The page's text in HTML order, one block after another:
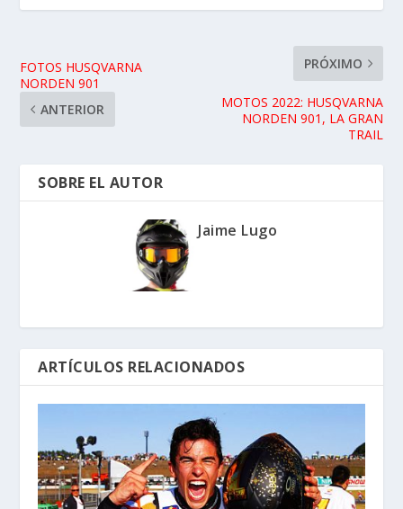
FOTOS HUSQVARNA
NORDEN 901
ANTERIOR
PRÓXIMO
MOTOS 2022: HUSQVARNA
NORDEN 901, LA GRAN
TRAIL
SOBRE EL AUTOR
Jaime Lugo
ARTÍCULOS RELACIONADOS